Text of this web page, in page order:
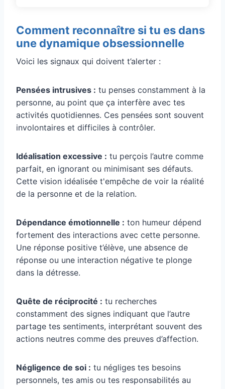
Comment reconnaître si tu es dans
une dynamique obsessionnelle
Voici les signaux qui doivent t’alerter :
Pensées intrusives : tu penses constamment à la
personne, au point que ça interfère avec tes
activités quotidiennes. Ces pensées sont souvent
involontaires et difficiles à contrôler.
Idéalisation excessive : tu perçois l’autre comme
parfait, en ignorant ou minimisant ses défauts.
Cette vision idéalisée t'empêche de voir la réalité
de la personne et de la relation.
Dépendance émotionnelle : ton humeur dépend
fortement des interactions avec cette personne.
Une réponse positive t’élève, une absence de
réponse ou une interaction négative te plonge
dans la détresse.
Quête de réciprocité : tu recherches
constamment des signes indiquant que l’autre
partage tes sentiments, interprétant souvent des
actions neutres comme des preuves d’affection.
Négligence de soi : tu négliges tes besoins
personnels, tes amis ou tes responsabilités au